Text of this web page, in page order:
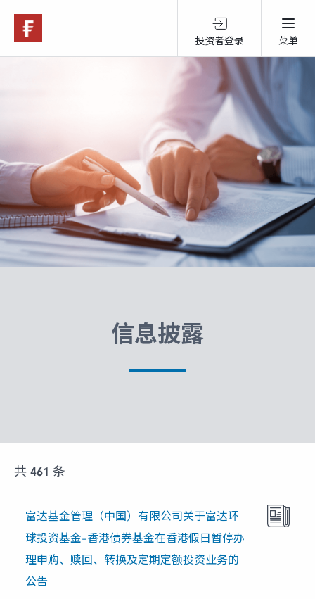
投资者登录 菜单
跨境投资
可持续投资
市场观点
招贤纳士
多元化和包容性
下载中心
信息披露
共 461 条
富达基金管理（中国）有限公司关于富达环
球投资基金–香港债券基金在香港假日暂停办
理申购、赎回、转换及定期定额投资业务的
公告